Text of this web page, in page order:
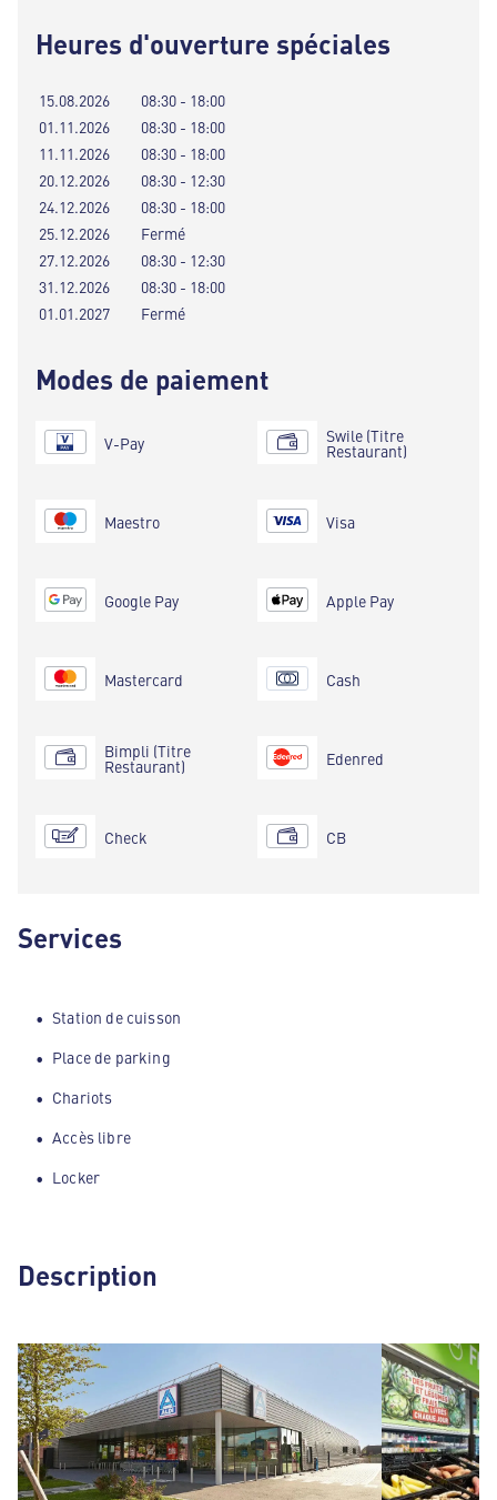
Heures d'ouverture spéciales
15.08.2026
08:30 - 18:00
01.11.2026
08:30 - 18:00
11.11.2026
08:30 - 18:00
20.12.2026
08:30 - 12:30
24.12.2026
08:30 - 18:00
25.12.2026
Fermé
27.12.2026
08:30 - 12:30
31.12.2026
08:30 - 18:00
01.01.2027
Fermé
Modes de paiement
V-Pay
Maestro
Google Pay
Mastercard
Bimpli (Titre
Restaurant)
Check
Swile (Titre
Restaurant)
Visa
Apple Pay
Cash
Edenred
CB
Services
Station de cuisson
Place de parking
Chariots
Accès libre
Locker
Description